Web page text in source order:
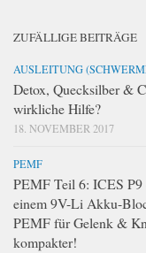
ZUFÄLLIGE BEITRÄGE
AUSLEITUNG
Detox, Quecksilber &
wirkliche Hilfe?
18. NOVEMBER 2017
PEMF
PEMF Teil 6: ICES
einem 9V-Li Akku-
PEMF für Gelenk &
kompakter!